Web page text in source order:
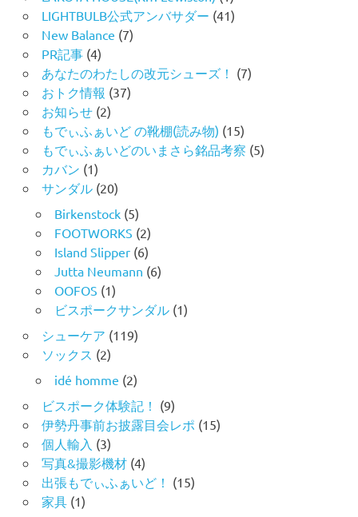
LIGHTBULB公式アンバサダー (41)
New Balance (7)
PR記事(4)
あなたのわたしの改元シューズ！ (7)
おトク情報 (37)
お知らせ(2)
もでぃふぁいど の靴棚(読み物) (15)
もでぃふぁいどのいまさら銘品考察 (5)
カバン (1)
サンダル(20)
Birkenstock(5)
FOOTWORKS (2)
Island Slipper(6)
Jutta Neumann (6)
OOFOS (1)
ビスポークサンダル(1)
シューケア (119)
ソックス (2)
idé homme (2)
ビスポーク体験記！ (9)
伊勢丹事前お披露目会レポ (15)
個人輸入 (3)
写真&撮影機材(4)
出張もでぃふぁいど！ (15)
家具(1)